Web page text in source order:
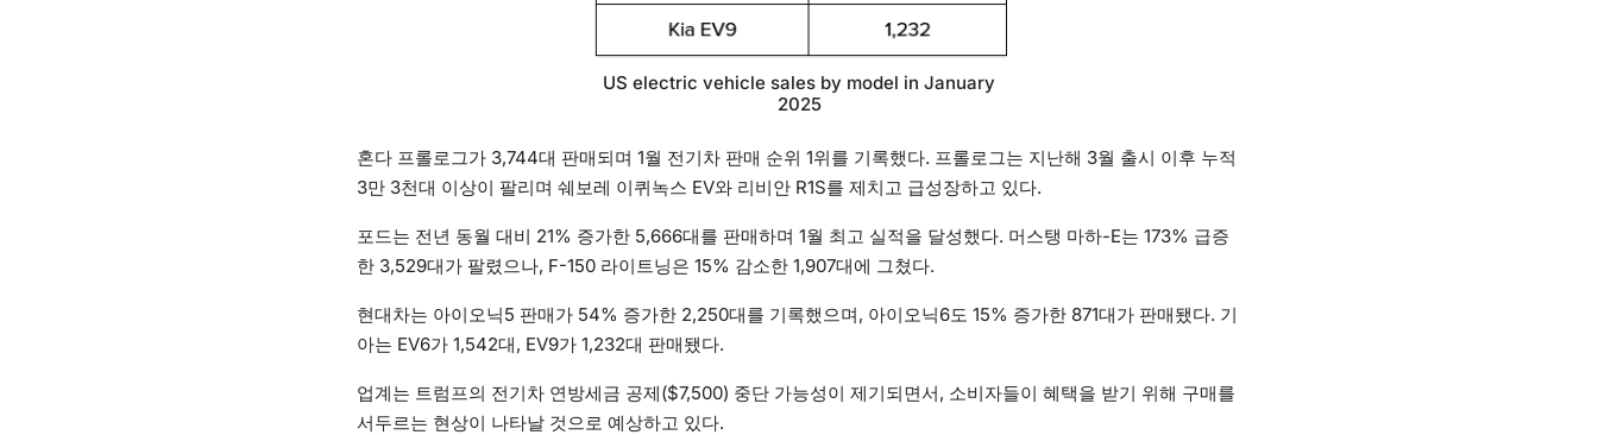
US electric vehicle sales by model in January
2025
혼다 프롤로그가 3,744대 판매되며 1월 전기차 판매 순위 1위를 기록했다. 프롤로그는 지난해 3월 출시 이후 누적
3만 3천대 이상이 팔리며 쉐보레 이퀴녹스 EV와 리비안 R1S를 제치고 급성장하고 있다.
포드는 전년 동월 대비 21% 증가한 5,666대를 판매하며 1월 최고 실적을 달성했다. 머스탱 마하-E는 173% 급증
한 3,529대가 팔렸으나, F-150 라이트닝은 15% 감소한 1,907대에 그쳤다.
현대차는 아이오닉5 판매가 54% 증가한 2,250대를 기록했으며, 아이오닉6도 15% 증가한 871대가 판매됐다. 기
아는 EV6가 1,542대, EV9가 1,232대 판매됐다.
업계는 트럼프의 전기차 연방세금 공제($7,500) 중단 가능성이 제기되면서, 소비자들이 혜택을 받기 위해 구매를
서두르는 현상이 나타날 것으로 예상하고 있다.